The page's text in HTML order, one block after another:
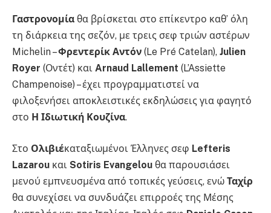
Γαστρονομία θα βρίσκεται στο επίκεντρο καθ’ όλη
τη διάρκεια της σεζόν, με τρεις σεφ τριών αστέρων
Michelin –Φρεντερίκ Αντόν (Le Pré Catelan), Julien
Royer (Οντέτ) και Arnaud Lallement (L’Assiette
Champenoise) – έχει προγραμματιστεί να
φιλοξενήσει αποκλειστικές εκδηλώσεις για φαγητό
στο Η Ιδιωτική Κουζίνα.
Στο Ολιβιέκαταξιωμένοι Έλληνες σεφ Lefteris
Lazarou και Sotiris Evangelou θα παρουσιάσει
μενού εμπνευσμένα από τοπικές γεύσεις, ενώ Ταχίρ
θα συνεχίσει να συνδυάζει επιρροές της Μέσης